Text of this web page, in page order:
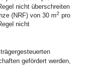
nicht überschreiten
(NRF) von 30 m2 pro
nicht
gefördert werden,